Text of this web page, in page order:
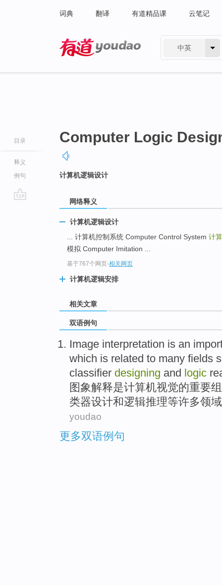
词典 翻译 有道精品课 云笔记
中英
目录
释义
例句
Computer Logic
计算机逻辑设计
网络释义
计算机逻辑设计
... 计算机控制系统 Computer Control System 计
模拟 Computer Imitation ...
基于767个网页-相关网页
计算机逻辑安排
相关文章
双语例句
Image interpretation is an
which is related to many fields
classifier designing and logic
图象解释是计算机视觉的重要
类器设计和逻辑推理等许多领域
youdao
更多双语例句